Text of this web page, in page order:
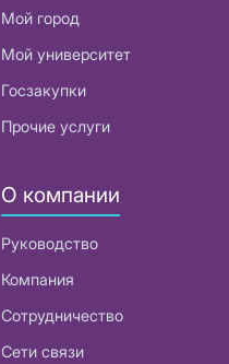
Мой город
Мой университет
Госзакупки
Прочие услуги
О компании
Руководство
Компания
Сотрудничество
Сети связи